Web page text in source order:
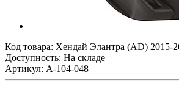
Код товара: Хендай Элантра (AD) 2015-
Доступность: На складе
Артикул: A-104-048